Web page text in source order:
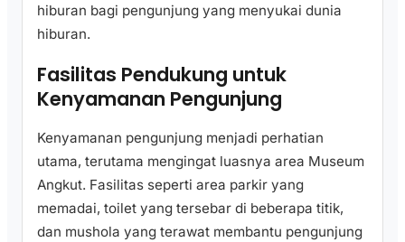
hiburan bagi pengunjung yang menyukai dunia
hiburan.
Fasilitas Pendukung untuk
Kenyamanan Pengunjung
Kenyamanan pengunjung menjadi perhatian
utama, terutama mengingat luasnya area Museum
Angkut. Fasilitas seperti area parkir yang
memadai, toilet yang tersebar di beberapa titik,
dan mushola yang terawat membantu pengunjung